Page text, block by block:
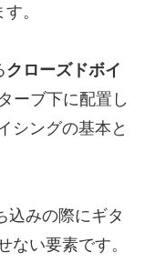
。
クローズドボイ
ーブ下に配置し
シングの基本と
込みの際にギタ
ない要素です。